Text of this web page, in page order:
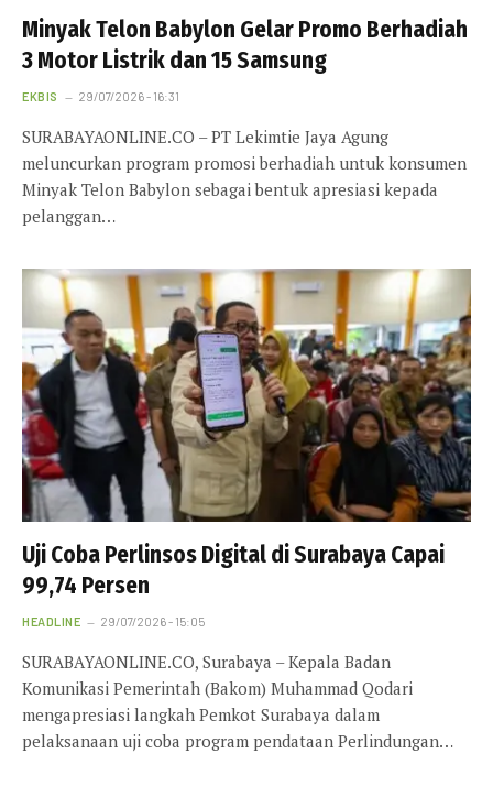
Minyak Telon Babylon Gelar Promo Berhadiah
3 Motor Listrik dan 15 Samsung
EKBIS 29/07/2026 - 16:31
SURABAYAONLINE.CO – PT Lekimtie Jaya Agung
meluncurkan program promosi berhadiah untuk konsumen
Minyak Telon Babylon sebagai bentuk apresiasi kepada
pelanggan…
Uji Coba Perlinsos Digital di Surabaya Capai
99,74 Persen
HEADLINE 29/07/2026 - 15:05
SURABAYAONLINE.CO, Surabaya – Kepala Badan
Komunikasi Pemerintah (Bakom) Muhammad Qodari
mengapresiasi langkah Pemkot Surabaya dalam
pelaksanaan uji coba program pendataan Perlindungan…